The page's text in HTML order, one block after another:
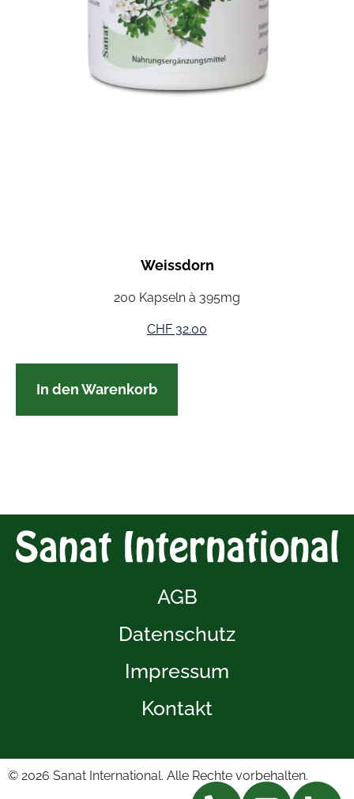
Weissdorn
200 Kapseln à 395mg
CHF 32.00
In den Warenkorb
AGB
Datenschutz
Impressum
Kontakt
© 2026 Sanat International. Alle Rechte vorbehalten.